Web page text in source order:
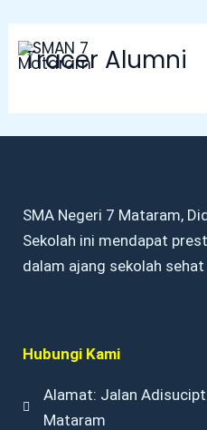
Tracer Alumni
SMA Negeri 7 Mataram,
Sekolah ini mendapat
dalam ajang sekolah sehat
Hubungi Kami
Alamat: Jalan
Mataram